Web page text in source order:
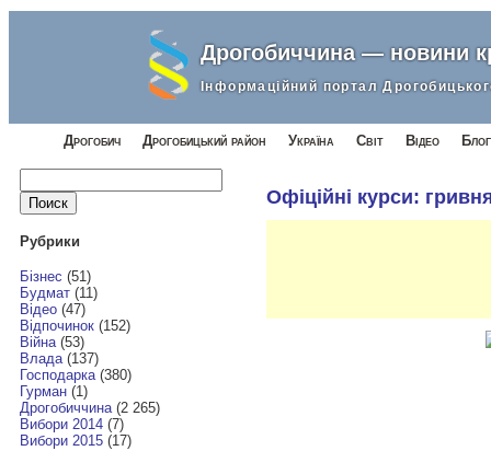
Дрогобиччина — новини
Інформаційний портал
Дрогобич Дрогобицький район Україна Світ Відео
Найти:
Рубрики
Бізнес (51)
Будмат(11)
Відео(47)
Відпочинок(152)
Війна(53)
Влада(137)
Господарка(380)
Гурман(1)
Дрогобиччина(2 265)
Вибори 2014(7)
Вибори 2015(17)
Офіційні курси: